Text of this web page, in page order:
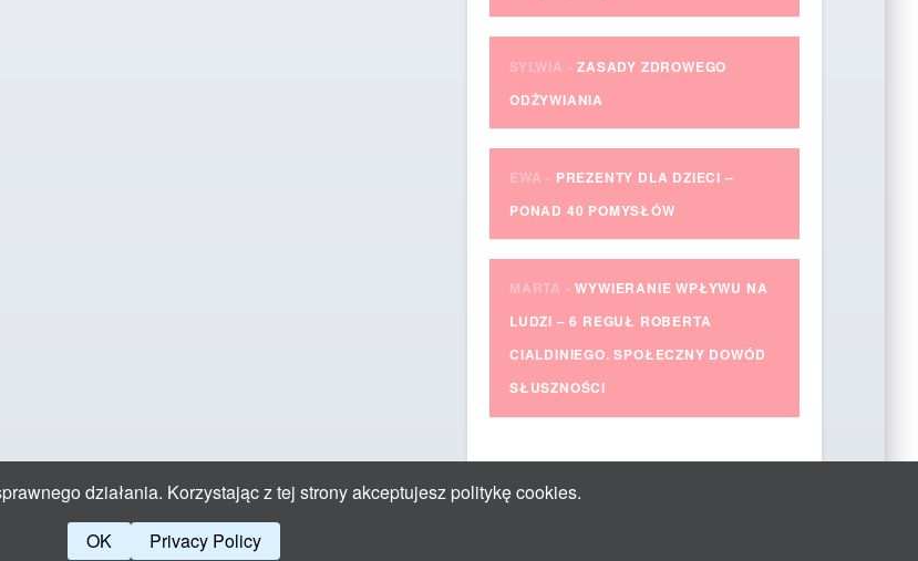
SYLWIA -ZASADY ZDROWEGO
ODŻYWIANIA
EWA - PREZENTY DLA DZIECI –
PONAD 40 POMYSŁÓW
MARTA -WYWIERANIE WPŁYWU NA
LUDZI – 6 REGUŁ ROBERTA
CIALDINIEGO. SPOŁECZNY DOWÓD
SŁUSZNOŚCI
działania. Korzystając z tej strony akceptujesz politykę cookies.
OK
Privacy Policy